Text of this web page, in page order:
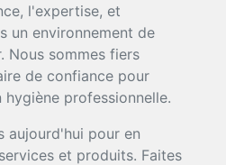
l'expertise, et
un environnement de
Nous sommes fiers
de confiance pour
professionnelle.
aujourd'hui pour en
et produits. Faites